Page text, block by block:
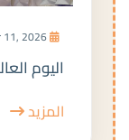
اليوم
المزيد